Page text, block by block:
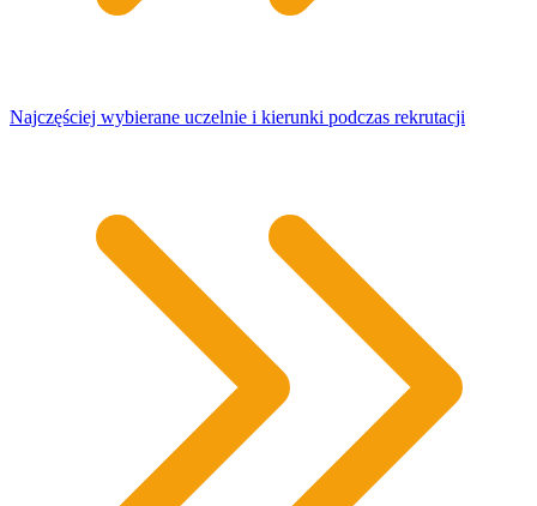
Najczęściej wybierane uczelnie i kierunki podczas rekrutacji